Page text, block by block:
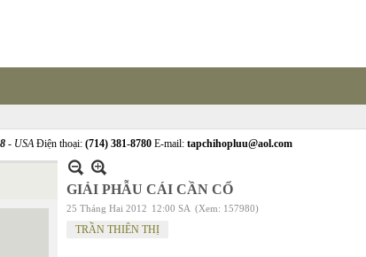
- USAĐiện thoại: (714) 381-8780 E-mail: tapchihopluu@aol.com
GIẢI PHẪU CÁI CẦN CỔ
25 Tháng Hai 2012 12:00 SA (Xem: 157980)
TRẦN THIÊN THỊ